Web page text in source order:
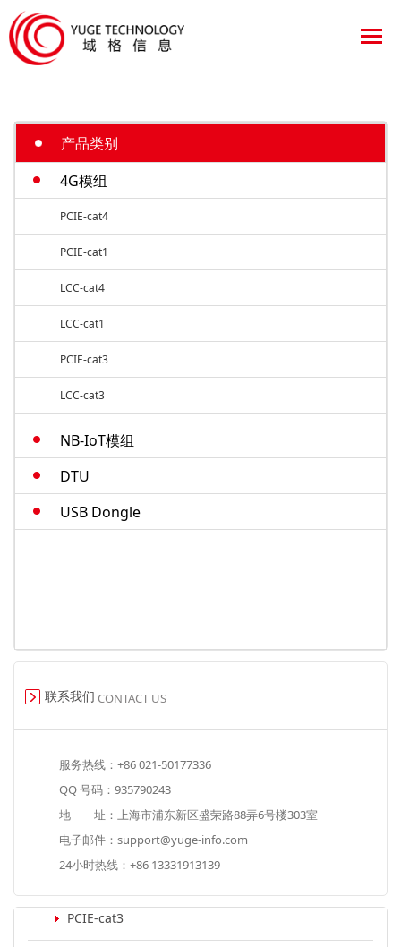
产品类别
4G模组
PCIE-cat4
PCIE-cat1
LCC-cat4
LCC-cat1
PCIE-cat3
LCC-cat3
NB-IoT模组
DTU
USB Dongle
联系我们 CONTACT US
服务热线：+86 021-50177336
QQ 号码：935790243
地 址：上海市浦东新区盛荣路88弄6号楼303室
电子邮件：support@yuge-info.com
24小时热线：+86 13331913139
PCIE-cat3